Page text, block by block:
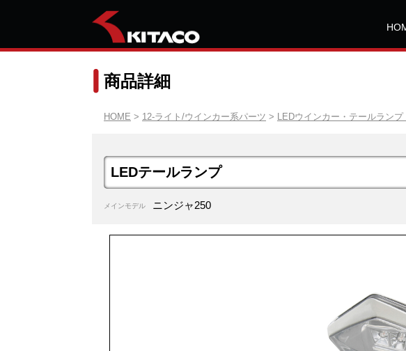
商品詳細
HOME > 12-ライト/ウインカー系パーツ > LEDウインカー・テールラン
LEDテールランプ
メインモデル ニンジャ250